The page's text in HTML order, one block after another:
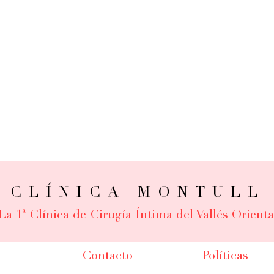
CLÍNICA MONTULL
1ª Clínica de Cirugía Íntima del Vallés
Contacto
Políticas